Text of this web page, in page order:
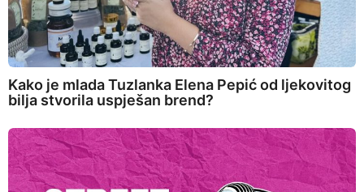
Kako je mlada Tuzlanka Elena Pepić od ljekovitog
bilja stvorila uspješan brend?